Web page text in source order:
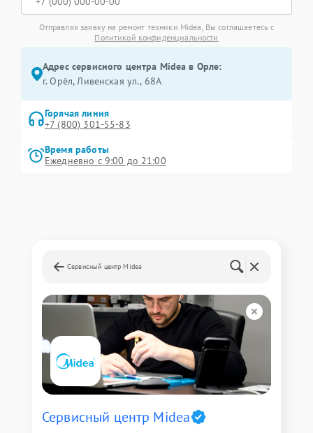
Отправляя заявку на ремонт техники Midea, Вы соглашаетесь с
Политикой конфиденциальности
Адрес сервисного центра Midea в Орле:
г. Орёл, Ливенская ул., 68А
Горячая линия
+7 (800) 301-55-83
Время работы
Ежедневно с 9:00 до 21:00
Сервисный центр Midea
Сервисный центр Midea